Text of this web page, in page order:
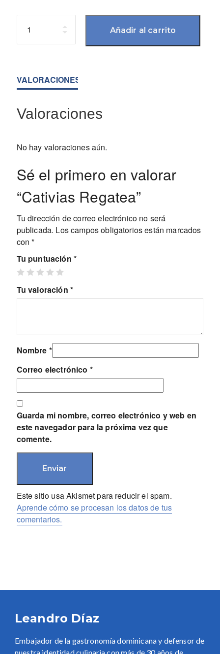
Añadir al carrito
VALORACIONES (0)
Valoraciones
No hay valoraciones aún.
Sé el primero en valorar
“Cativias Regatea”
Tu dirección de correo electrónico no será
publicada. Los campos obligatorios están marcados
con*
Tu puntuación *
Tu valoración *
Nombre *
Correo electrónico *
Guarda mi nombre, correo electrónico y web en
este navegador para la próxima vez que
comente.
Este sitio usa Akismet para reducir el spam.
Aprende cómo se procesan los datos de tus
comentarios.
Leandro Díaz
Embajador de la gastronomía dominicana y defensor de